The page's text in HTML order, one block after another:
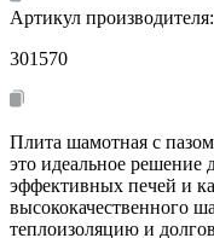
Артикул производителя:
301570
Плита шамотная с
это идеальное решение
эффективных печей и
высококачественного
теплоизоляцию и